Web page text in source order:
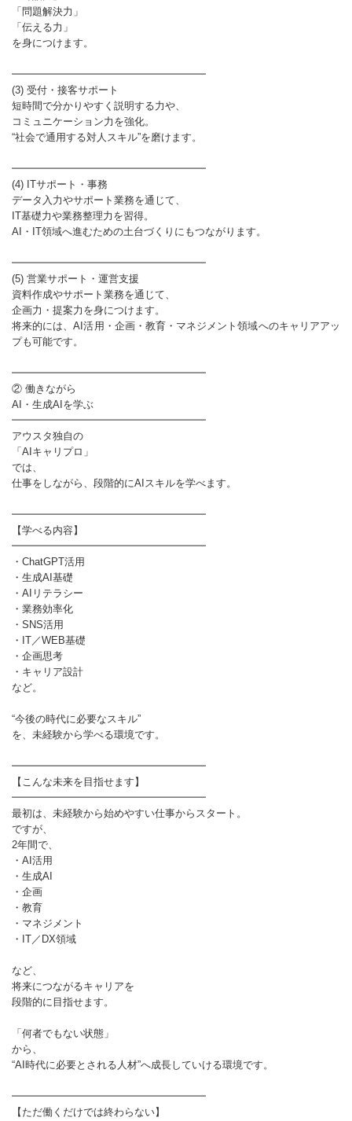
「問題解決力」
「伝える力」
を身につけます。
━━━━━━━━━━━━━━━━━━━
(3) 受付・接客サポート
短時間で分かりやすく説明する力や、
コミュニケーション力を強化。
“社会で通用する対人スキル”を磨けます。
━━━━━━━━━━━━━━━━━━━
(4) ITサポート・事務
データ入力やサポート業務を通じて、
IT基礎力や業務整理力を習得。
AI・IT領域へ進むための土台づくりにもつながります。
━━━━━━━━━━━━━━━━━━━
(5) 営業サポート・運営支援
資料作成やサポート業務を通じて、
企画力・提案力を身につけます。
将来的には、AI活用・企画・教育・マネジメント領域へのキャリアアッ
プも可能です。
━━━━━━━━━━━━━━━━━━━
② 働きながら
AI・生成AIを学ぶ
━━━━━━━━━━━━━━━━━━━
アウスタ独自の
「AIキャリプロ」
では、
仕事をしながら、段階的にAIスキルを学べます。
━━━━━━━━━━━━━━━━━━━
【学べる内容】
━━━━━━━━━━━━━━━━━━━
・ChatGPT活用
・生成AI基礎
・AIリテラシー
・業務効率化
・SNS活用
・IT／WEB基礎
・企画思考
・キャリア設計
など。
“今後の時代に必要なスキル”
を、未経験から学べる環境です。
━━━━━━━━━━━━━━━━━━━
【こんな未来を目指せます】
━━━━━━━━━━━━━━━━━━━
最初は、未経験から始めやすい仕事からスタート。
ですが、
2年間で、
・AI活用
・生成AI
・企画
・教育
・マネジメント
・IT／DX領域
など、
将来につながるキャリアを
段階的に目指せます。
「何者でもない状態」
から、
“AI時代に必要とされる人材”へ成長していける環境です。
━━━━━━━━━━━━━━━━━━━
【ただ働くだけでは終わらない】